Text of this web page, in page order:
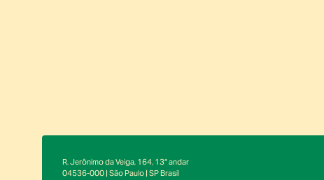
R. Jerônimo da Veiga, 164, 13° andar
04536-000 | São Paulo | SP Brasil